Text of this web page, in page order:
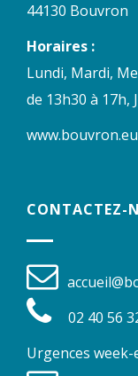
44130 Bouvron
Horaires :
Lundi, Mardi,
de 13h30 à 17h,
www.bouvron.eu
CONTACTEZ-
02 40 56
Urgences